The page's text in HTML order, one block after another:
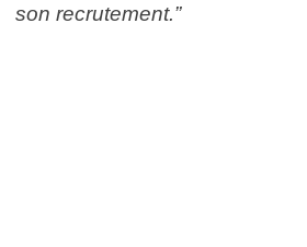
son recrutement.”